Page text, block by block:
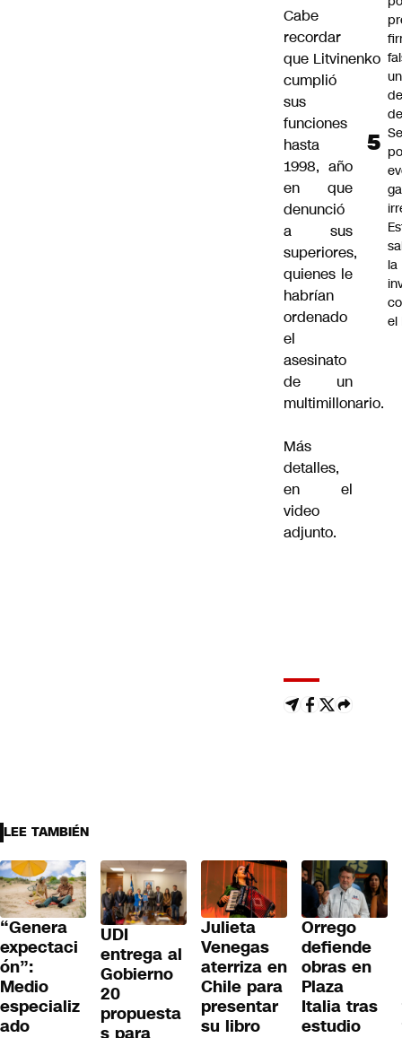
Cabe
recordar
que Litvinenko
cumplió
sus
funciones
hasta
1998, año
en que
denunció
a sus
superiores,
quienes le
habrían
ordenado
el
asesinato
de un
multimillonario.
Más
detalles,
en el
video
adjunto.
la
el
LEE TAMBIÉN
“Genera
expectaci
ón”:
Medio
especializ
ado
UDI
entrega al
Gobierno
20
propuesta
Julieta
Venegas
aterriza en
Chile para
presentar
su libro
Orrego
defiende
obras en
Plaza
Italia tras
estudio